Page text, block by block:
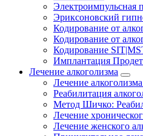
Электроимпульсная
Эриксоновский
Кодирование от
Кодирование от
Кодирование
Имплантация
Лечение алкоголизма
Лечение
Реабилитация
Метод Шичко:
Лечение
Лечение женского